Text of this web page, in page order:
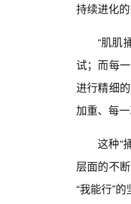
持续进化
“肌肌
试；而每
进行精细
加重、每
这种“
层面的不
“我能行”